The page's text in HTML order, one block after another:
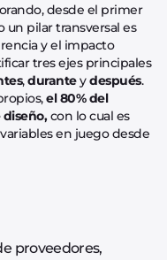
desde el primer
pilar transversal es
y el impacto
tres ejes principales
,duranteydespués.
el 80% del
con lo cual es
en juego desde
proveedores,